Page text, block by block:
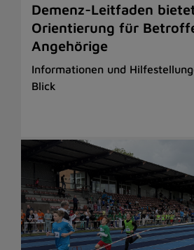
Demenz-Leitfaden
Orientierung für
Angehörige
Informationen und
Blick